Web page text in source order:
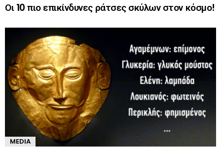
Οι 10 πιο επικίνδυνες ράτσες σκύλων στον κόσμο!
MEDIA